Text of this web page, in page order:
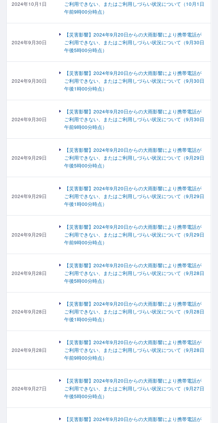
2024年10月1日
ご利用できない、またはご利用しづらい状況について（10月1日
午前9時00分時点）
2024年9月30日
【災害影響】2024年9月20日からの大雨影響により携帯電話が
ご利用できない、またはご利用しづらい状況について（9月30日
午後5時00分時点）
2024年9月30日
【災害影響】2024年9月20日からの大雨影響により携帯電話が
ご利用できない、またはご利用しづらい状況について（9月30日
午後1時00分時点）
2024年9月30日
【災害影響】2024年9月20日からの大雨影響により携帯電話が
ご利用できない、またはご利用しづらい状況について（9月30日
午前9時00分時点）
2024年9月29日
【災害影響】2024年9月20日からの大雨影響により携帯電話が
ご利用できない、またはご利用しづらい状況について（9月29日
午後5時00分時点）
2024年9月29日
【災害影響】2024年9月20日からの大雨影響により携帯電話が
ご利用できない、またはご利用しづらい状況について（9月29日
午後1時00分時点）
2024年9月29日
【災害影響】2024年9月20日からの大雨影響により携帯電話が
ご利用できない、またはご利用しづらい状況について（9月29日
午前9時00分時点）
2024年9月28日
【災害影響】2024年9月20日からの大雨影響により携帯電話が
ご利用できない、またはご利用しづらい状況について（9月28日
午後5時00分時点）
2024年9月28日
【災害影響】2024年9月20日からの大雨影響により携帯電話が
ご利用できない、またはご利用しづらい状況について（9月28日
午後1時00分時点）
2024年9月28日
【災害影響】2024年9月20日からの大雨影響により携帯電話が
ご利用できない、またはご利用しづらい状況について（9月28日
午前9時00分時点）
2024年9月27日
【災害影響】2024年9月20日からの大雨影響により携帯電話が
ご利用できない、またはご利用しづらい状況について（9月27日
午後5時00分時点）
【災害影響】2024年9月20日からの大雨影響により携帯電話が